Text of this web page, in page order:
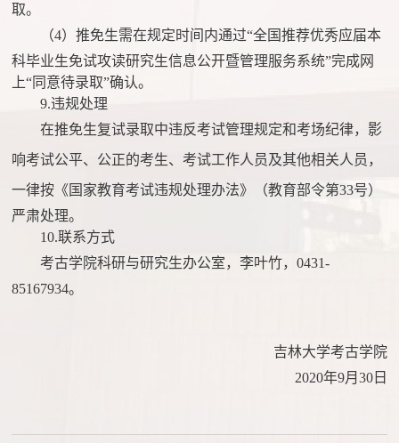
取。
（4）推免生需在规定时间内通过“全国推荐优秀应届本
科毕业生免试攻读研究生信息公开暨管理服务系统”完成网
上“同意待录取”确认。
9.违规处理
在推免生复试录取中违反考试管理规定和考场纪律，影
响考试公平、公正的考生、考试工作人员及其他相关人员，
一律按《国家教育考试违规处理办法》（教育部令第33号）
严肃处理。
10.联系方式
考古学院科研与研究生办公室，李叶竹，0431-
85167934。
吉林大学考古学院
2020年9月30日